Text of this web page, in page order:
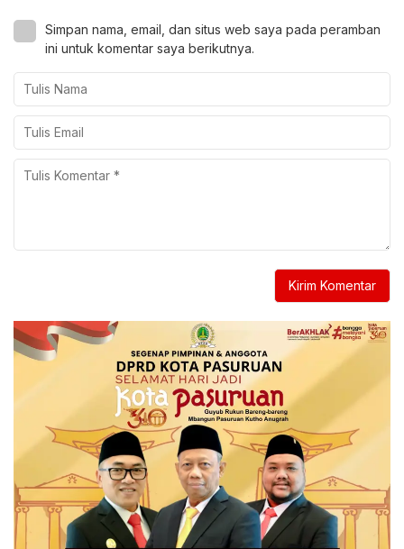
Simpan nama, email, dan situs web saya pada peramban
ini untuk komentar saya berikutnya.